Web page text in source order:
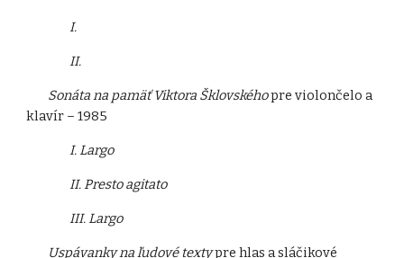
I.
II.
Sonáta na pamäť Viktora Šklovskéhopre violončelo a
klavír – 1985
I. Largo
II. Presto agitato
III. Largo
Uspávanky na ľudové textypre hlas a sláčikové